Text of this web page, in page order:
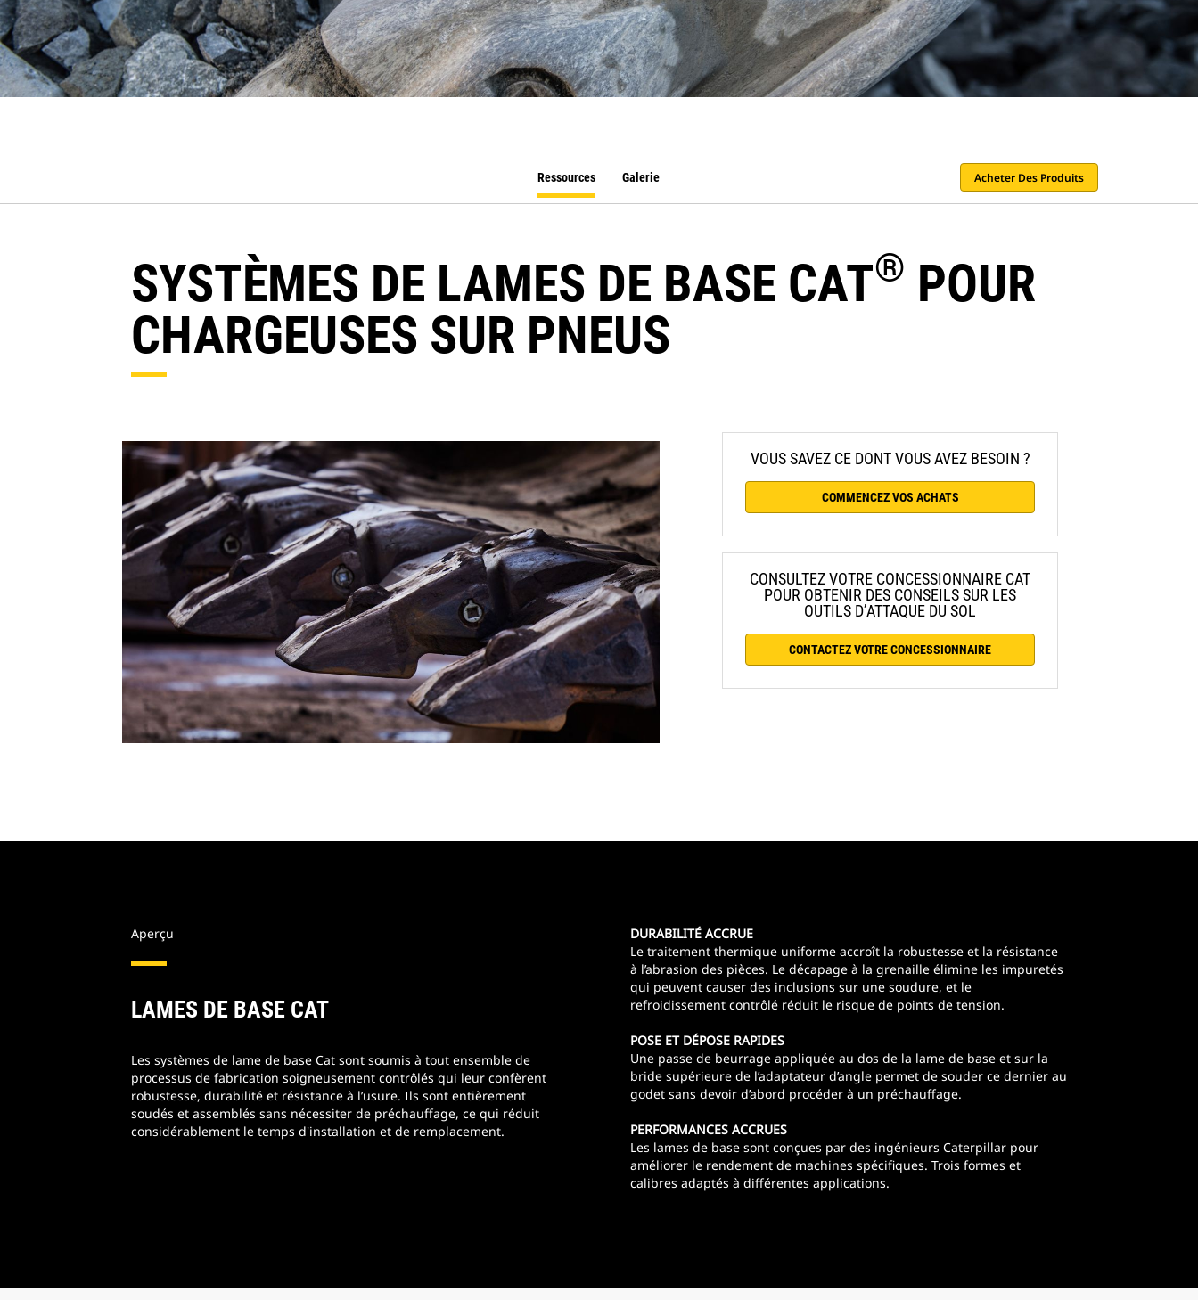
Ressources Galerie Acheter Des Produits
SYSTÈMES DE LAMES DE BASE CAT® POUR
CHARGEUSES SUR PNEUS
VOUS SAVEZ CE DONT VOUS AVEZ BESOIN ?
COMMENCEZ VOS ACHATS
CONSULTEZ VOTRE CONCESSIONNAIRE CAT
POUR OBTENIR DES CONSEILS SUR LES
OUTILS D’ATTAQUE DU SOL
CONTACTEZ VOTRE CONCESSIONNAIRE
Aperçu
LAMES DE BASE CAT
Les systèmes de lame de base Cat sont soumis à tout ensemble de
processus de fabrication soigneusement contrôlés qui leur confèrent
robustesse, durabilité et résistance à l’usure. Ils sont entièrement
soudés et assemblés sans nécessiter de préchauffage, ce qui réduit
considérablement le temps d'installation et de remplacement.
DURABILITÉ ACCRUE
Le traitement thermique uniforme accroît la robustesse et la résistance
à l’abrasion des pièces. Le décapage à la grenaille élimine les impuretés
qui peuvent causer des inclusions sur une soudure, et le
refroidissement contrôlé réduit le risque de points de tension.
POSE ET DÉPOSE RAPIDES
Une passe de beurrage appliquée au dos de la lame de base et sur la
bride supérieure de l’adaptateur d’angle permet de souder ce dernier au
godet sans devoir d’abord procéder à un préchauffage.
PERFORMANCES ACCRUES
Les lames de base sont conçues par des ingénieurs Caterpillar pour
améliorer le rendement de machines spécifiques. Trois formes et
calibres adaptés à différentes applications.